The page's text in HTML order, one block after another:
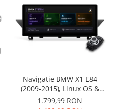
Navigatie BMW X1 E84
(2009-2015), Linux OS &
OEM, Varianta iDrive,
1.799,99 RON